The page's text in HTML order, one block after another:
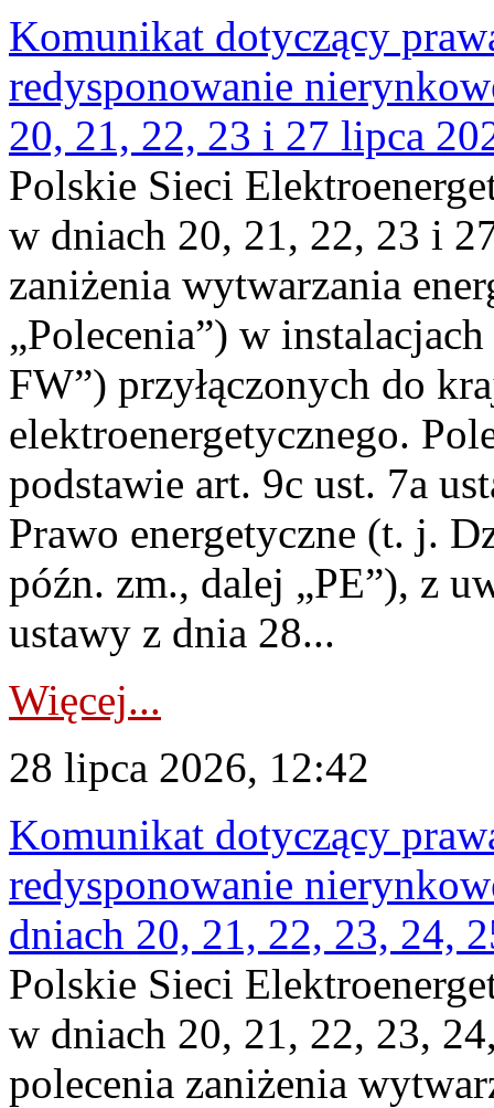
Komunikat dotyczący
redysponowanie
20, 21, 22, 23 i 27 lipca
Polskie Sieci
w dniach 20, 21, 22, 23 i
zaniżenia wytwarzania
„Polecenia”) w
FW”) przyłączonych do
elektroenergetycznego.
podstawie art. 9c ust. 7a
Prawo energetyczne (t. j.
późn. zm., dalej „PE”), z
ustawy z dnia 28...
Więcej...
28 lipca 2026, 12:42
Komunikat dotyczący
redysponowanie
dniach 20, 21, 22, 23, 24,
Polskie Sieci
w dniach 20, 21, 22, 23,
polecenia zaniżenia